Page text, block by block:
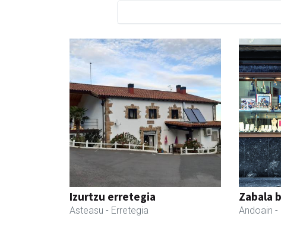
Izurtzu erretegia
Asteasu - Erretegia
Zabala
Andoain -